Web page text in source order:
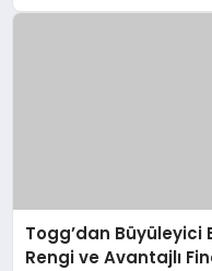
Togg’dan Büyüleyici
Rengi ve Avantajlı